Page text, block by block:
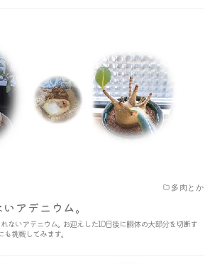
多肉とか
アデニウム｡
ないアデニウム｡ お迎えした10日後に胴体の大部分を切断す
挑戦してみます｡